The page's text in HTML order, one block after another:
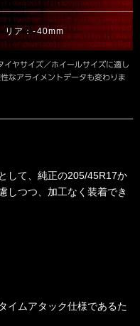
ア：-40mm
イヤサイズ／ホイールサイズに適し
なアライメントデータも変わりま
して、純正の205/45R17か
しつつ、加工なく装着でき
イムアタック仕様であるた